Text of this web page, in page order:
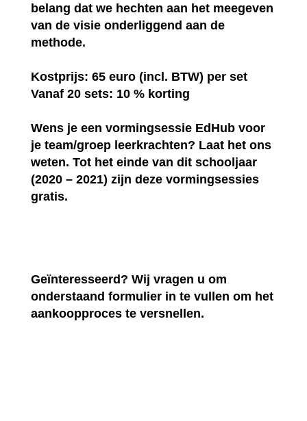
belang dat we hechten aan het meegeven
van de visie onderliggend aan de
methode.
Kostprijs: 65 euro (incl. BTW) per set
Vanaf 20 sets: 10 % korting
Wens je een vormingsessie EdHub voor
je team/groep leerkrachten? Laat het ons
weten. Tot het einde van dit schooljaar
(2020 – 2021) zijn deze vormingsessies
gratis.
Geïnteresseerd? Wij vragen u om
onderstaand formulier in te vullen om het
aankoopproces te versnellen.